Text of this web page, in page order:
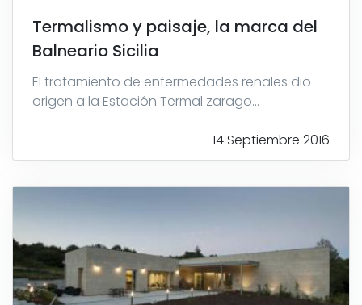
Termalismo y paisaje, la marca del
Balneario Sicilia
El tratamiento de enfermedades renales dio
origen a la Estación Termal zarago...
14 Septiembre 2016